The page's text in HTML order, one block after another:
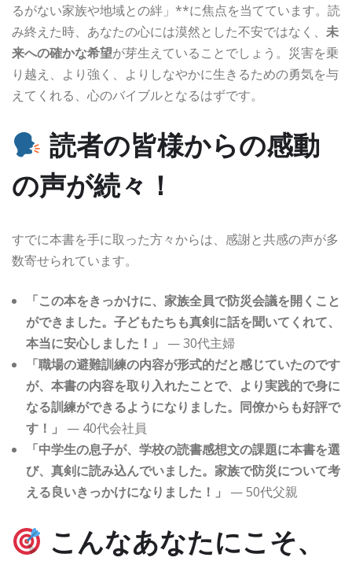
るがない家族や地域との絆」**に焦点を当てています。読
み終えた時、あなたの心には漠然とした不安ではなく、 未
来への確かな希望が芽生えていることでしょう。災害を乗
り越え、より強く、よりしなやかに生きるための勇気を与
えてくれる、心のバイブルとなるはずです。
読者の皆様からの感動
の声が続々！
すでに本書を手に取った方々からは、感謝と共感の声が多
数寄せられています。
「この本をきっかけに、家族全員で防災会議を開くこと
ができました。子どもたちも真剣に話を聞いてくれて、
本当に安心しました！」
— 30代主婦
「職場の避難訓練の内容が形式的だと感じていたのです
が、本書の内容を取り入れたことで、より実践的で身に
なる訓練ができるようになりました。同僚からも好評で
す！」
— 40代会社員
「中学生の息子が、学校の読書感想文の課題に本書を選
び、真剣に読み込んでいました。家族で防災について考
える良いきっかけになりました！」
— 50代父親
こんなあなたにこそ、